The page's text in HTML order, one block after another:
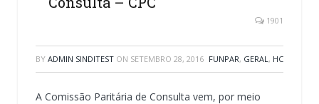
1901
BY ADMIN SINDITEST ON SETEMBRO 28, 2016 FUNPAR, GERAL , HC
A Comissão Paritária de Consulta vem, por meio